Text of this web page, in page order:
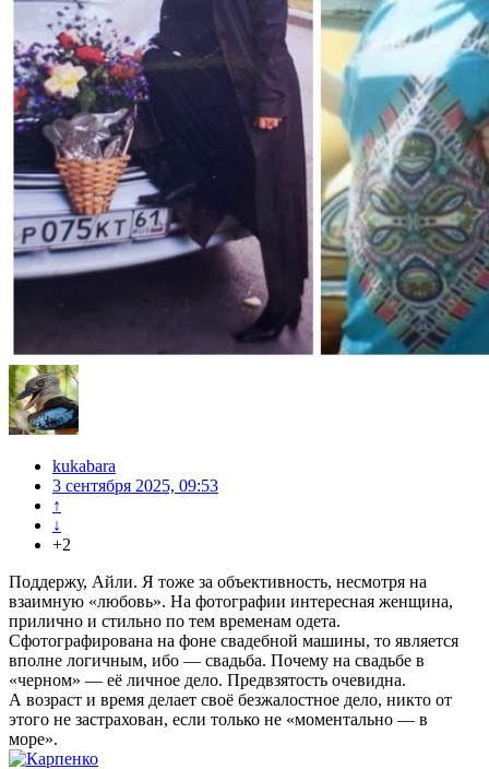
kukabara
3 сентября 2025, 09:53
↑
↓
+2
Поддержу, Айли. Я тоже за объективность, несмотря на
взаимную «любовь». На фотографии интересная женщина,
прилично и стильно по тем временам одета.
Сфотографирована на фоне свадебной машины, то является
вполне логичным, ибо — свадьба. Почему на свадьбе в
«черном» — её личное дело. Предвзятость очевидна.
А возраст и время делает своё безжалостное дело, никто от
этого не застрахован, если только не «моментально — в
море».